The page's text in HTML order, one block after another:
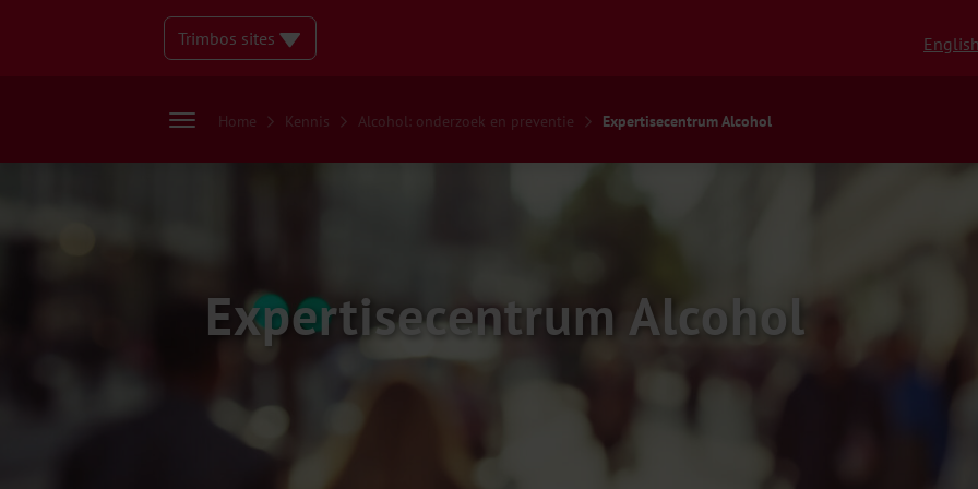
Trimbos sites
Home Kennis Alcohol: onderzoek en preventie Expertisecentrum Alcohol
Expertisecentrum Alcohol